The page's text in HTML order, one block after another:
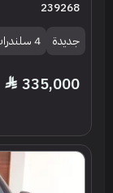
239268
جديدة 4 سلندرات
335,000